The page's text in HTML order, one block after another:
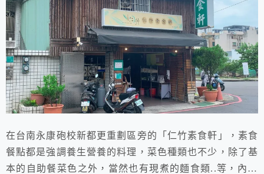
在台南永康砲校新都更重劃區旁的「仁竹素食軒」，素食
餐點都是強調養生營養的料理，菜色種類也不少，除了基
本的自助餐菜色之外，當然也有現煮的麵食類..等，內用